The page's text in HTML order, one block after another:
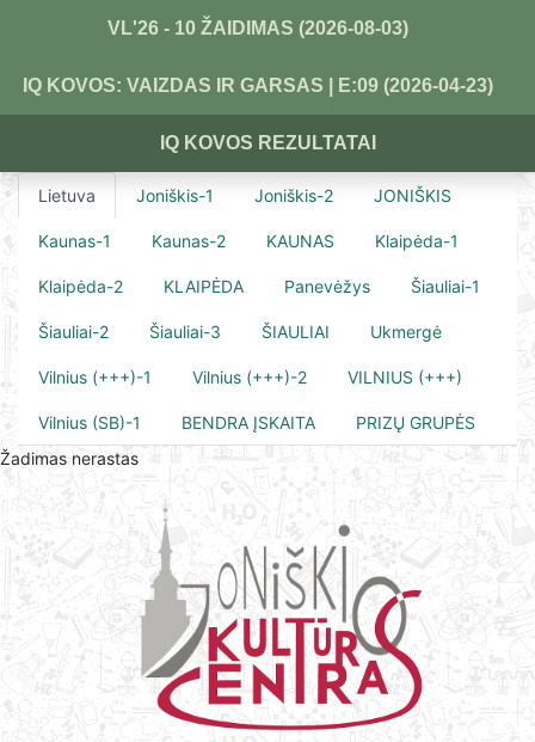
VL'26 - 10 ŽAIDIMAS (2026-08-03)
IQ KOVOS: VAIZDAS IR GARSAS | E:09 (2026-04-23)
IQ KOVOS REZULTATAI
Lietuva Joniškis-1 Joniškis-2 JONIŠKIS
Kaunas-1 Kaunas-2 KAUNAS Klaipėda-1
Klaipėda-2 KLAIPĖDA Panevėžys Šiauliai-1
Šiauliai-2 Šiauliai-3 ŠIAULIAI Ukmergė
Vilnius (+++)-1 Vilnius (+++)-2 VILNIUS (+++)
Vilnius (SB)-1 BENDRA ĮSKAITA
PRIZŲ GRUPĖS
Žadimas nerastas